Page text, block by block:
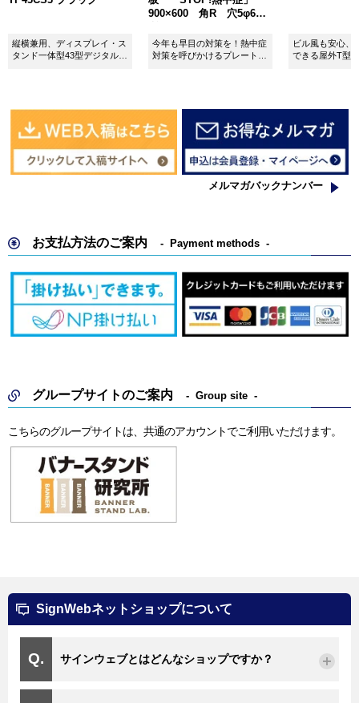
縦横兼用、ディスプレイ・ス
タンド一体型43型デジタルサ
900×600 角R 穴5φ6カ
今年も早目の対策を！熱中症
対策を呼びかけるプレート看
ビル風も安心、
できる屋外T型
メルマガバックナンバー
お支払方法のご案内 Payment methods
グループサイトのご案内 Group site
こちらのグループサイトは、共通のアカウントでご利用いただけます。
SignWebネットショップについて
サインウェブとはどんなショップですか？